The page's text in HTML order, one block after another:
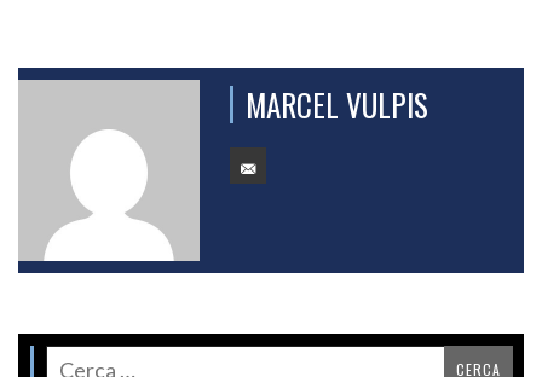
MARCEL VULPIS